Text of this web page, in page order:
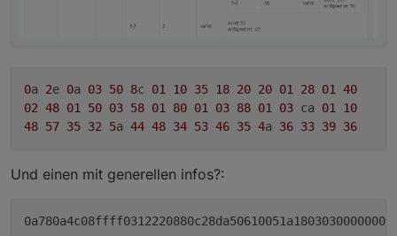
0a 2e 0a 03 50 8c 01 10 35 18 20 20 01 28 01
40
02 48 01 50 03 58 01 80 01 03 88 01 03 ca 01
10
48 57 35 32 5a 44 48 34 53 46 35 4a 36 33 39 36
Und einen mit generellen infos?: